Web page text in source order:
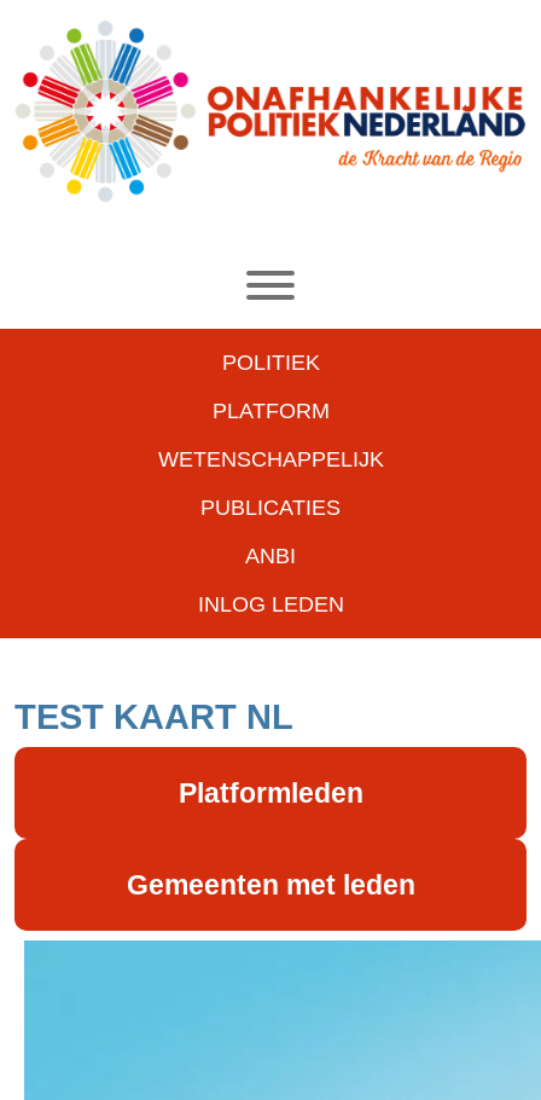
POLITIEK
PLATFORM
WETENSCHAPPELIJK
PUBLICATIES
ANBI
INLOG LEDEN
TEST KAART NL
Platformleden
Gemeenten met leden